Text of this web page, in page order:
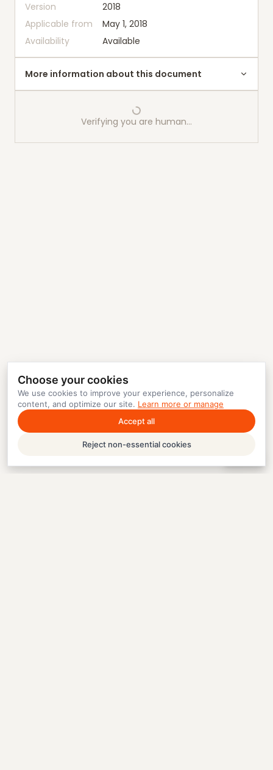
Version
2018
Applicable from
May 1, 2018
Availability
Available
More information about this document
Verifying you are human…
Choose your cookies
We use cookies to improve your experience, personalize
content, and optimize our site. Learn more or manage
Accept all
Reject non-essential cookies